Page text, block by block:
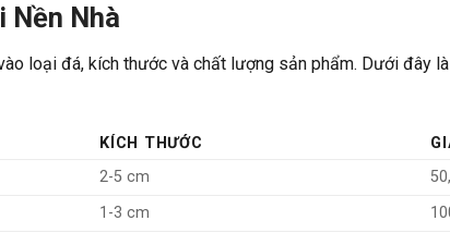
Nền Nhà
loại đá, kích thước và chất lượng sản phẩm. Dưới đây
KÍCH THƯỚC
2-5 cm
1-3 cm